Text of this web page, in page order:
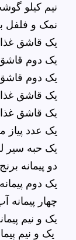
نیم کیلو
نمک و فلفل
یک قاشق
یک دوم
یک دوم
یک قاشق
یک قاشق
یک عدد
یک حبه سیر
دو پیمانه برنج
یک دوم
چهار پیمانه
یک و نیم
یک و نیم